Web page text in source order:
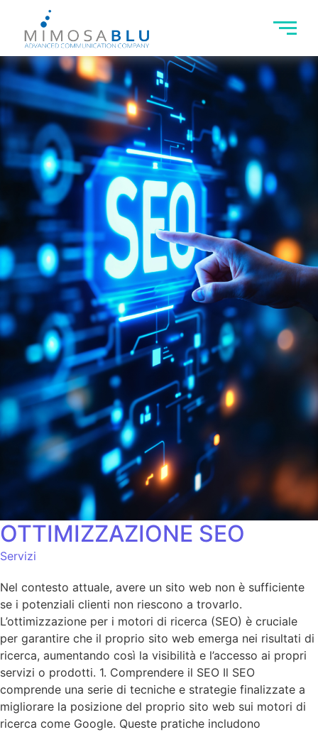
OTTIMIZZAZIONE SEO
Servizi
Nel contesto attuale, avere un sito web non è sufficiente
se i potenziali clienti non riescono a trovarlo.
L’ottimizzazione per i motori di ricerca (SEO) è cruciale
per garantire che il proprio sito web emerga nei risultati di
ricerca, aumentando così la visibilità e l’accesso ai propri
servizi o prodotti. 1. Comprendere il SEO Il SEO
comprende una serie di tecniche e strategie finalizzate a
migliorare la posizione del proprio sito web sui motori di
ricerca come Google. Queste pratiche includono